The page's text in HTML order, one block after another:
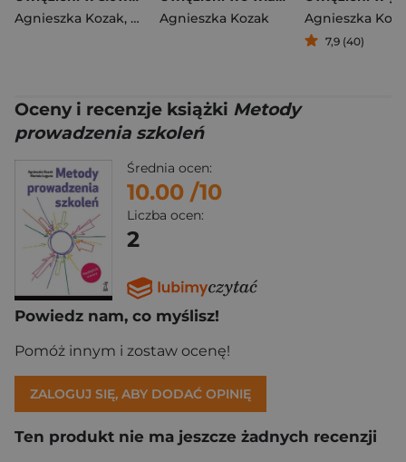
Agnieszka Kozak, Wasilewski Jacek
Agnieszka Kozak
Agnieszka
7,9 (40)
Oceny i recenzje książki Metody
prowadzenia szkoleń
Średnia ocen:
10.00 /10
Liczba ocen:
2
Powiedz nam, co myślisz!
Pomóż innym i zostaw ocenę!
ZALOGUJ SIĘ, ABY DODAĆ OPINIĘ
Ten produkt nie ma jeszcze żadnych recenzji